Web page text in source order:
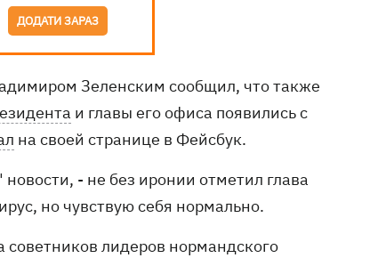
ДОДАТИ ЗАРАЗ
Зеленским сообщил, что также
и главы его офиса появились с
на своей странице в Фейсбук.
- не без иронии отметил глава
но чувствую себя нормально.
советников лидеров нормандского